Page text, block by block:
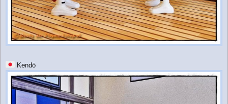
Kendō